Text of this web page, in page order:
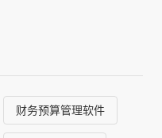
财务预算管理软件